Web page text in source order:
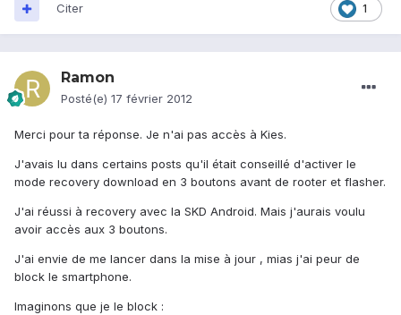
1
Citer
Ramon
Posté(e) 17 février 2012
Merci pour ta réponse. Je n'ai pas accès à Kies.
J'avais lu dans certains posts qu'il était conseillé d'activer le
mode recovery download en 3 boutons avant de rooter et flasher.
J'ai réussi à recovery avec la SKD Android. Mais j'aurais voulu
avoir accès aux 3 boutons.
J'ai envie de me lancer dans la mise à jour , mias j'ai peur de
block le smartphone.
Imaginons que je le block :